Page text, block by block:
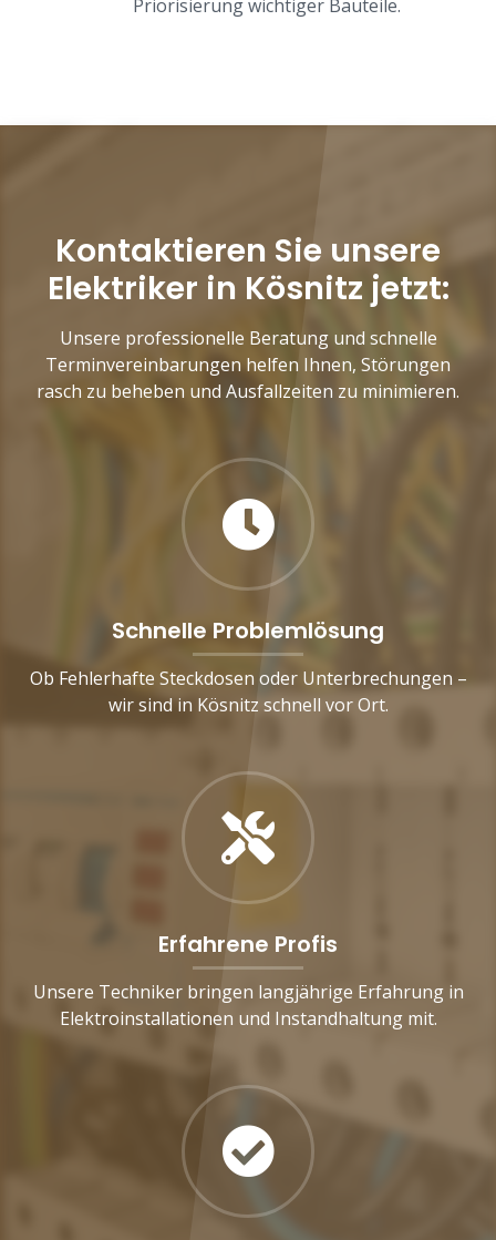
Priorisierung wichtiger Bauteile.
Kontaktieren Sie unsere
Elektriker in Kösnitz jetzt:
Unsere professionelle Beratung und schnelle
Terminvereinbarungen helfen Ihnen, Störungen
rasch zu beheben und Ausfallzeiten zu minimieren.
Schnelle Problemlösung
Ob Fehlerhafte Steckdosen oder Unterbrechungen –
wir sind in Kösnitz schnell vor Ort.
Erfahrene Profis
Unsere Techniker bringen langjährige Erfahrung in
Elektroinstallationen und Instandhaltung mit.